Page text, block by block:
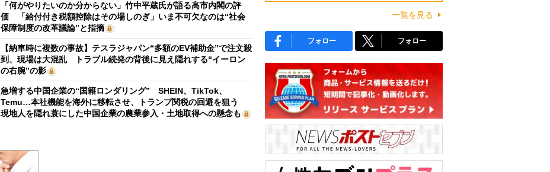
「何がやりたいのか分からない」竹中平蔵氏が語る高市内閣の評
価 「給付付き税額控除はその場しのぎ」いま不可欠なのは“社会
保障制度の改革議論”と指摘
【納車時に複数の事故】テスラジャパン“多額のEV補助金”で注文殺
到、現場は大混乱 トラブル続発の背後に見え隠れする“イーロン
の右腕”の影
急増する中国企業の“国籍ロンダリング” SHEIN、TikTok、
Temu…本社機能を海外に移転させ、トランプ関税の回避を狙う
現地人を隠れ蓑にした中国企業の農業参入・土地取得への懸念も
一覧を見る
フォロー フォロー